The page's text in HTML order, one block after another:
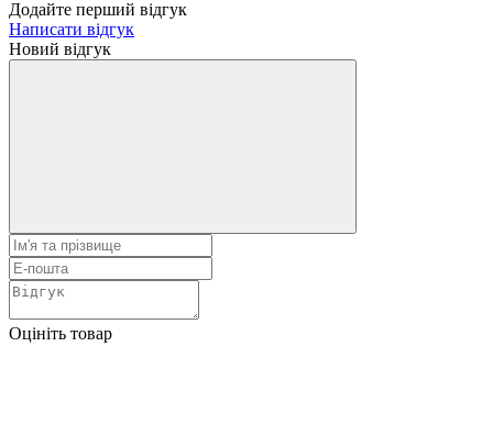
Додайте перший відгук
Написати відгук
Новий відгук
Оцініть товар